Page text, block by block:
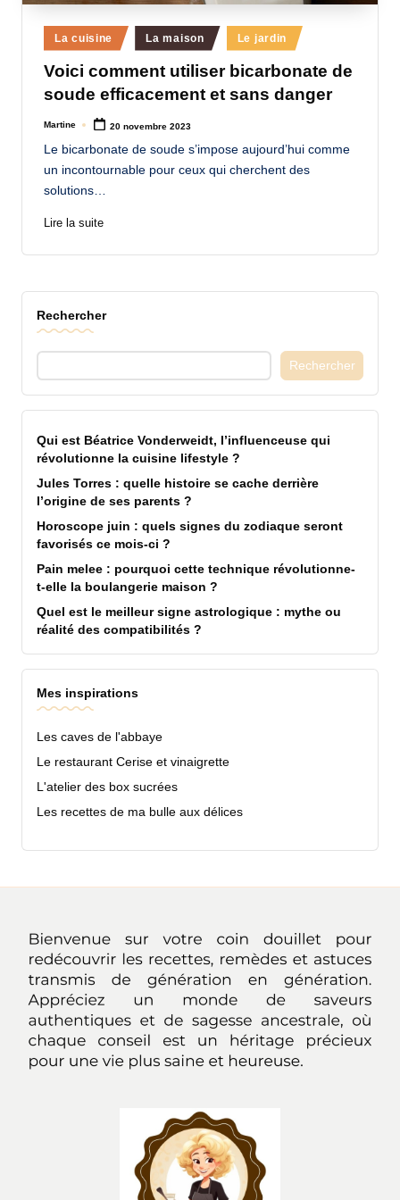
M
a
m
Posted
in
La cuisine La maison Le jardin
Voici comment utiliser bicarbonate de
soude efficacement et sans danger
Posted
Martine 20 novembre 2023
Le bicarbonate de soude s’impose aujourd’hui comme
un incontournable pour ceux qui cherchent des
solutions…
Lire la suite
Rechercher
Rechercher
Qui est Béatrice Vonderweidt, l’influenceuse qui
révolutionne la cuisine lifestyle ?
Jules Torres : quelle histoire se cache derrière
l’origine de ses parents ?
Horoscope juin : quels signes du zodiaque seront
favorisés ce mois-ci ?
Pain melee : pourquoi cette technique révolutionne-
t-elle la boulangerie maison ?
Quel est le meilleur signe astrologique : mythe ou
réalité des compatibilités ?
Mes inspirations
Les caves de l'abbaye
Le restaurant Cerise et vinaigrette
L'atelier des box sucrées
Les recettes de ma bulle aux délices